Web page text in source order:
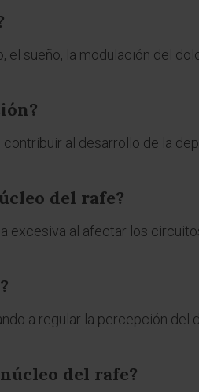
sueño, la modulación del
al desarrollo de la
del rafe?
excesiva al afectar los
a regular la percepción del
del rafe?